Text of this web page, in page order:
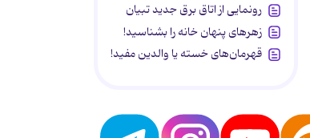
رونمایی از اتاق برق جدید تبیان
زهرهای پنهان خانه را بشناسید!
قهرمان‌های خسته یا والدین مفید!